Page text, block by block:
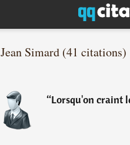
Jean Simard (41 citations)
“Lorsqu'on craint